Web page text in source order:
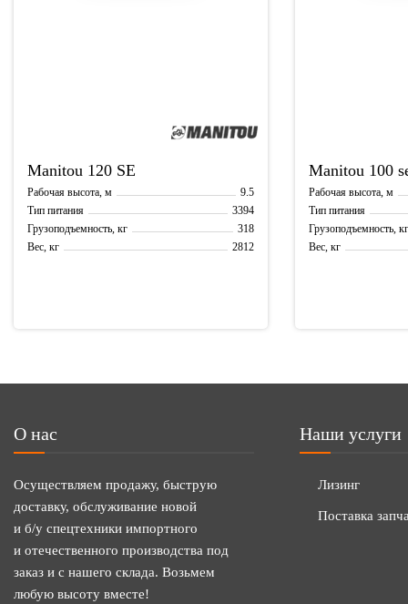
Manitou 120 SE
Рабочая высота, м
9.5
Тип питания
3394
Грузоподъемность, кг
318
Вес, кг
2812
Manitou 100
Рабочая высота, м
Тип питания
Грузоподъемность, кг
Вес, кг
О нас
Осуществляем продажу, быструю
доставку, обслуживание новой
и б/у спецтехники импортного
и отечественного производства под
заказ и с нашего склада. Возьмем
любую высоту вместе!
Наши услуги
Лизинг
Поставка